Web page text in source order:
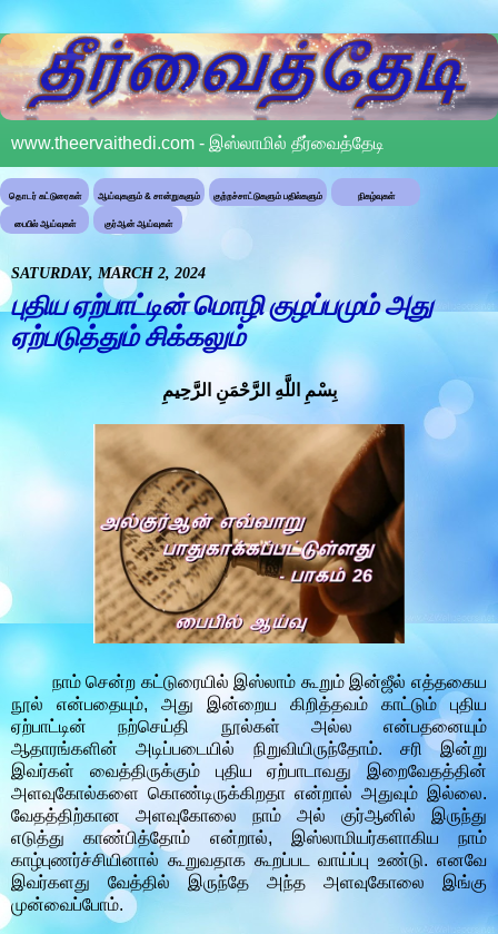
www.theervaithedi.com - இஸ்லாமில் தீர்வைத்தேடி
தொடர் கட்டுரைகள் ஆய்வுகளும் & சான்றுகளும் குற்றச்சாட்டுகளும் பதில்களும் நிகழ்வுகள்
பைபில் ஆய்வுகள் குர்ஆன் ஆய்வுகள்
SATURDAY, MARCH 2, 2024
புதிய ஏற்பாட்டின் மொழி குழப்பமும் அது
ஏற்படுத்தும் சிக்கலும்
بِسْمِ اللَّهِ الرَّحْمَنِ الرَّحِيمِ
நாம் சென்ற கட்டுரையில் இஸ்லாம் கூறும் இன்ஜீல் எத்தகைய
நூல் என்பதையும், அது இன்றைய கிறித்தவம் காட்டும் புதிய
ஏற்பாட்டின் நற்செய்தி நூல்கள் அல்ல என்பதனையும்
ஆதாரங்களின் அடிப்படையில் நிறுவியிருந்தோம். சரி இன்று
இவர்கள் வைத்திருக்கும் புதிய ஏற்பாடாவது இறைவேதத்தின்
அளவுகோல்களை கொண்டிருக்கிறதா என்றால் அதுவும் இல்லை.
வேதத்திற்கான அளவுகோலை நாம் அல் குர்ஆனில் இருந்து
எடுத்து காண்பித்தோம் என்றால், இஸ்லாமியர்களாகிய நாம்
காழ்புணர்ச்சியினால் கூறுவதாக கூறப்பட வாய்ப்பு உண்டு. எனவே
இவர்களது வேத்தில் இருந்தே அந்த அளவுகோலை இங்கு
முன்வைப்போம்.